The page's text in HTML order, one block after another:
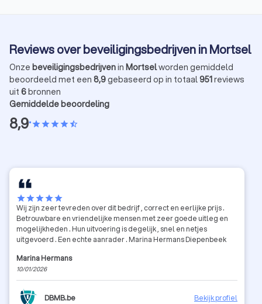
Reviews over beveiligingsbedrijven in Mortsel
Onze beveiligingsbedrijvenin Mortselworden gemiddeld
beoordeeld met een 8,9gebaseerd op in totaal951reviews
uit 6bronnen
Gemiddelde beoordeling
8,9•starstarstarstarstar_half
starstarstarstarstar
Wij zijn zeer tevreden over dit bedrijf , correct en eerlijke prijs .
Betrouwbare en vriendelijke mensen met zeer goede uitleg en
mogelijkheden . Hun uitvoering is degelijk , snel en netjes
uitgevoerd . Een echte aanrader . Marina Hermans Diepenbeek
Marina Hermans
10/01/2026
DBMB.be Bekijk profiel